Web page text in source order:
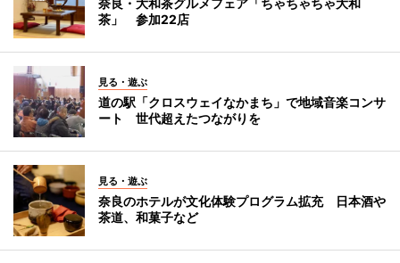
奈良・大和茶グルメフェア「ちゃちゃちゃ大和
茶」 参加22店
見る・遊ぶ
道の駅「クロスウェイなかまち」で地域音楽コンサ
ート 世代超えたつながりを
見る・遊ぶ
奈良のホテルが文化体験プログラム拡充 日本酒や
茶道、和菓子など